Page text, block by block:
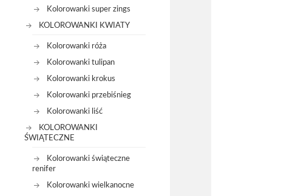
Kolorowanki super zings
KOLOROWANKI KWIATY
Kolorowanki róża
Kolorowanki tulipan
Kolorowanki krokus
Kolorowanki przebiśnieg
Kolorowanki liść
KOLOROWANKI
ŚWIĄTECZNE
Kolorowanki świąteczne
renifer
Kolorowanki wielkanocne